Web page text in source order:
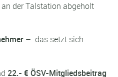
Talstation abgeholt
– das setzt sich
22.- € ÖSV-Mitgliedsbeitrag